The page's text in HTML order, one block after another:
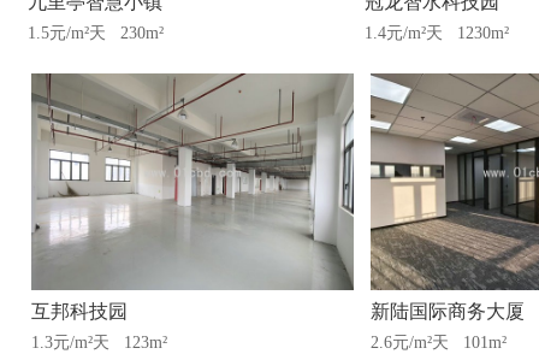
1.5元/m²天 230m² 1.4元/m²天 1230m²
互邦科技园
1.3元/m²天 123m²
新陆国际商务大厦
2.6元/m²天 101m²